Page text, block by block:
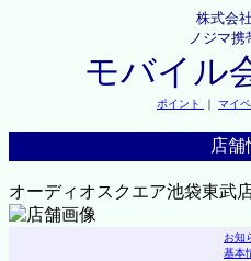
株式会
ノジマ携
モバイル
ポイント ｜ マイ
店舗
オーディオスクエア池袋東武
お知
基本